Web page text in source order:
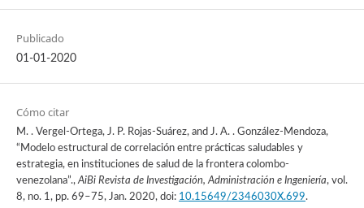
Publicado
01-01-2020
Cómo citar
M. . Vergel-Ortega, J. P. Rojas-Suárez, and J. A. . González-Mendoza,
“Modelo estructural de correlación entre prácticas saludables y
estrategia, en instituciones de salud de la frontera colombo-
venezolana”.,AiBi Revista de Investigación, Administración e Ingeniería, vol.
8, no. 1, pp. 69–75, Jan. 2020, doi: 10.15649/2346030X.699.